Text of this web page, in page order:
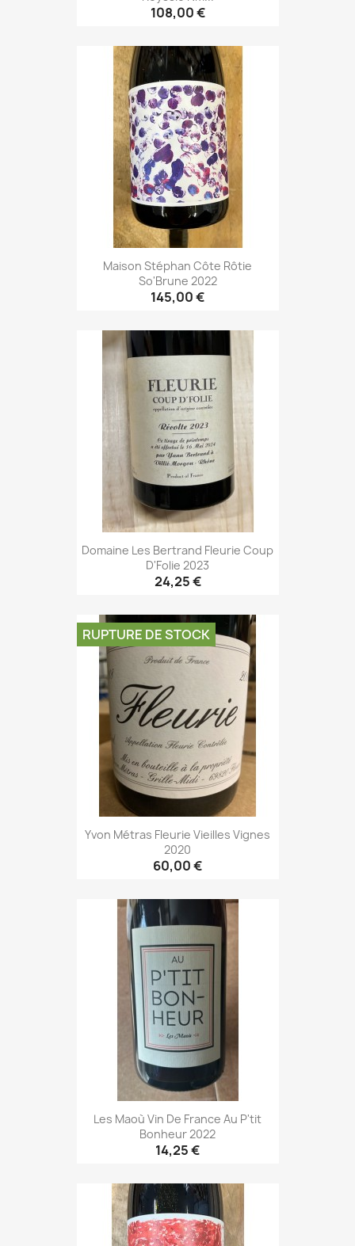
108,00 €
Maison Stéphan Côte Rôtie
So'Brune 2022
145,00 €
Domaine Les Bertrand Fleurie Coup
D'Folie 2023
24,25 €
Yvon Métras Fleurie Vieilles Vignes
2020
60,00 €
RUPTURE DE STOCK
Les Maoù Vin De France Au P'tit
Bonheur 2022
14,25 €